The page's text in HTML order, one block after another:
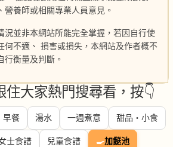
營養師或相關專業人員意見。
況並非本網站所能完全掌握，若因自行使
何不適、 損害或損失，本網站及作者概不
行衡量及判斷。
住大家熱門搜尋看，按👇
早餐 湯水 一週煮意 甜品・小食
士食譜 兒童食譜 🍳加餸池